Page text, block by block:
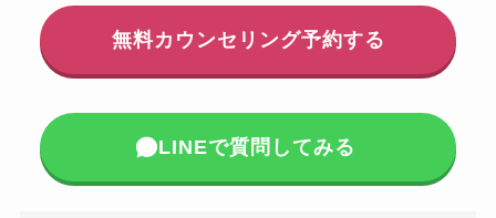
無料カウンセリング予約する
LINEで質問してみる